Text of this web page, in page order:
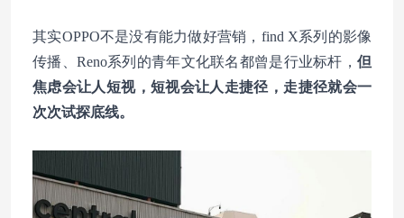
其实OPPO不是没有能力做好营销，find X系列的影像
传播、Reno系列的青年文化联名都曾是行业标杆， 但
焦虑会让人短视，短视会让人走捷径，走捷径就会一
次次试探底线。